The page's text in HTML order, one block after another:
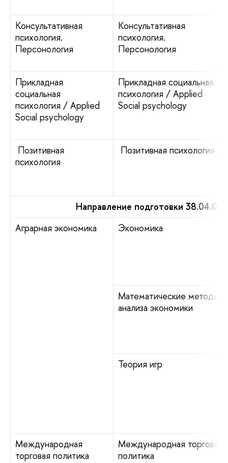
Консультативная
психология.
Персонология
Консультативная
психология.
Персонология
Прикладная
социальная
психология / Applied
Social psychology
Прикладная социальная
психология / Applied
Social psychology
Позитивная
психология
Позитивная психология
Направление подготовки 38.04.01
Аграрная экономика
Экономика
Математические методы
анализа экономики
Теория игр
Международная
торговая политика
Международная торговая
политика